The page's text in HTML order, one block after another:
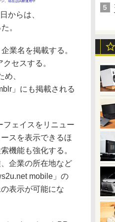
ジ、現在は試験運用中
からは、
。
業名を掲載する。
セスする。
、
」にも掲載される
ェイスをリニュー
スを表示できるほ
機能も強化する。
企業の所在地など
mobile」の
表示が可能にな